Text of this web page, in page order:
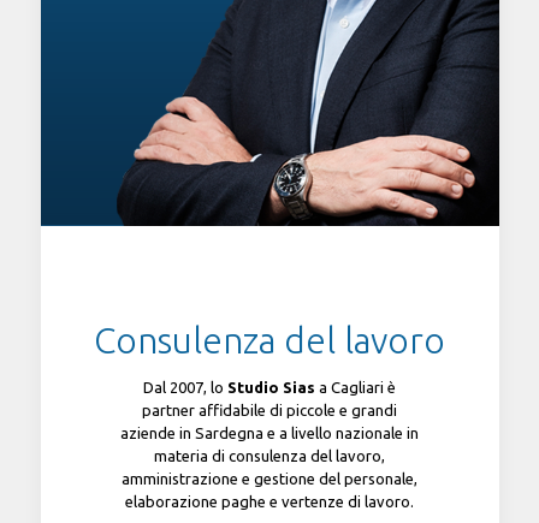
Consulenza del lavoro
Dal 2007, lo Studio Sias a Cagliari è
partner affidabile di piccole e grandi
aziende in Sardegna e a livello nazionale in
materia di consulenza del lavoro,
amministrazione e gestione del personale,
elaborazione paghe e vertenze di lavoro.